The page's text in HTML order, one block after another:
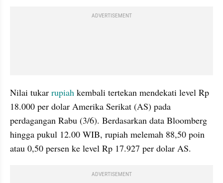
ADVERTISEMENT
Nilai tukar rupiah kembali tertekan mendekati level Rp
18.000 per dolar Amerika Serikat (AS) pada
perdagangan Rabu (3/6). Berdasarkan data Bloomberg
hingga pukul 12.00 WIB, rupiah melemah 88,50 poin
atau 0,50 persen ke level Rp 17.927 per dolar AS.
ADVERTISEMENT